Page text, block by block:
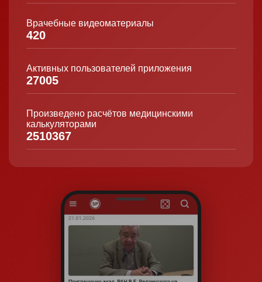
Врачебные видеоматериалы
420
Активных пользователей приложения
27005
Произведено расчётов медицинскими
калькуляторами
2510367